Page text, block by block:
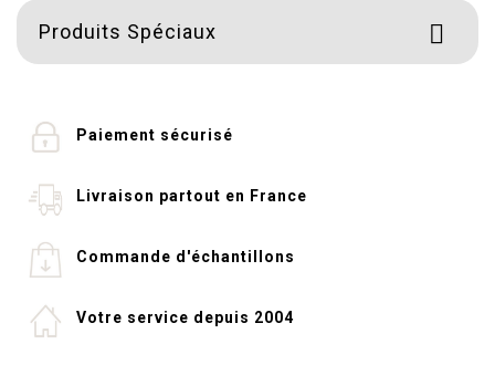
Produits Spéciaux 
Paiement sécurisé
Livraison partout en France
Commande d'échantillons
Votre service depuis 2004